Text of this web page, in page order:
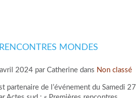
MONDES
2024 par Catherine dans Non classé
partenaire de l’événement du Samedi 27